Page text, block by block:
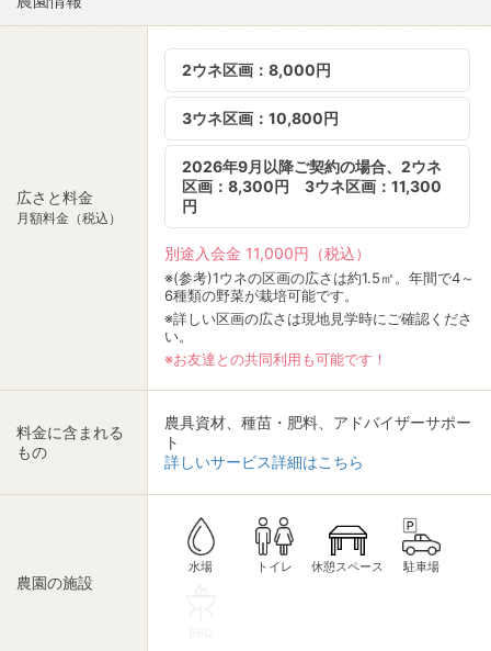
広さと料金
月額料金（税込）
2ウネ区画：8,000円
3ウネ区画：10,800円
2026年9月以降ご契約の場合、2ウネ
区画：8,300円 3ウネ区画：11,300
円
別途入会金 11,000円（税込）
※(参考)1ウネの区画の広さは約1.5㎡。年間で4～
6種類の野菜が栽培可能です。
※詳しい区画の広さは現地見学時にご確認くださ
い。
※お友達との共同利用も可能です！
料金に含まれる
もの
農具資材、種苗・肥料、アドバイザーサポー
ト
詳しいサービス詳細はこちら
農園の施設
水場 トイレ 休憩スペース 駐車場